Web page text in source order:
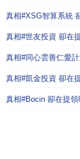
真相#XSG智算系統
真相#世友投資 卻在
真相#同心雲善仁愛
真相#凱金投資 卻在
真相#Bocin 卻在提